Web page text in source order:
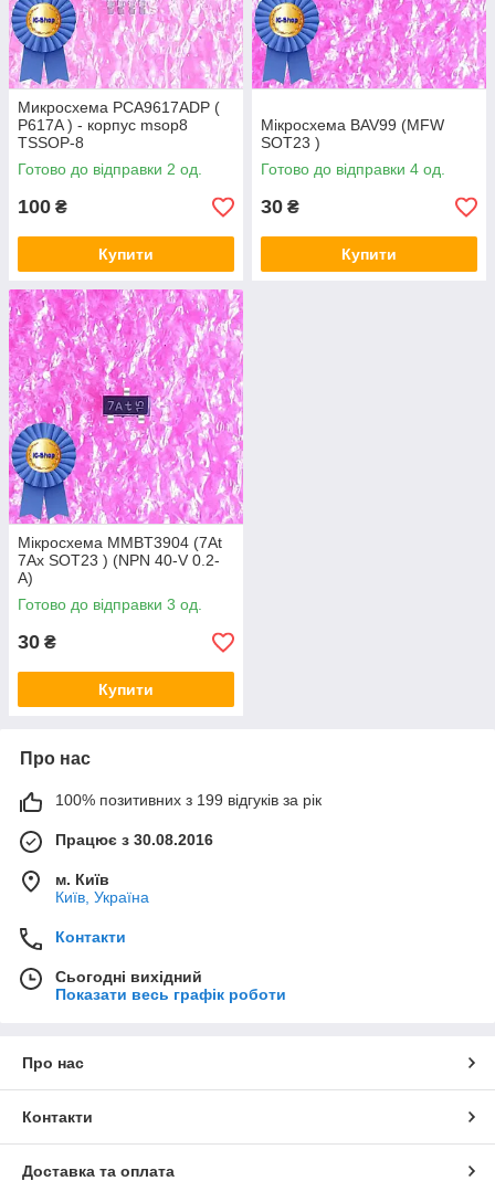
Микросхема PCA9617ADP (
P617A ) - корпус msop8
TSSOP-8
Готово до відправки 2 од.
100 ₴
Купити
Мікросхема BAV99 (MFW
SOT23 )
Готово до відправки 4 од.
30 ₴
Купити
Мікросхема MMBT3904 (7At
7Ax SOT23 ) (NPN 40-V 0.2-
A)
Готово до відправки 3 од.
30 ₴
Купити
Про нас
100% позитивних з 199 відгуків за рік
Працює з 30.08.2016
м. Київ
Київ, Україна
Контакти
Сьогодні вихідний
Показати весь графік роботи
Про нас
Контакти
Доставка та оплата